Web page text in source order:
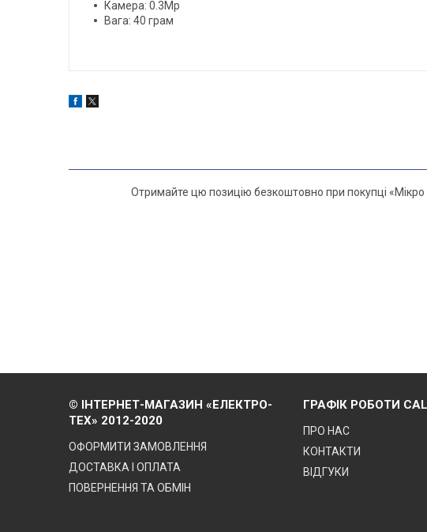
Камера: 0.3Mp
Вага: 40 грам
Отримайте цю позицію безкоштовно при покупці
© ІНТЕРНЕТ-МАГАЗИН «ЕЛЕКТРО-
ТЕХ» 2012-2020
ОФОРМИТИ ЗАМОВЛЕННЯ
ДОСТАВКА І ОПЛАТА
ПОВЕРНЕННЯ ТА ОБМІН
ГРАФІК РОБОТИ
ПРО НАС
КОНТАКТИ
ВІДГУКИ